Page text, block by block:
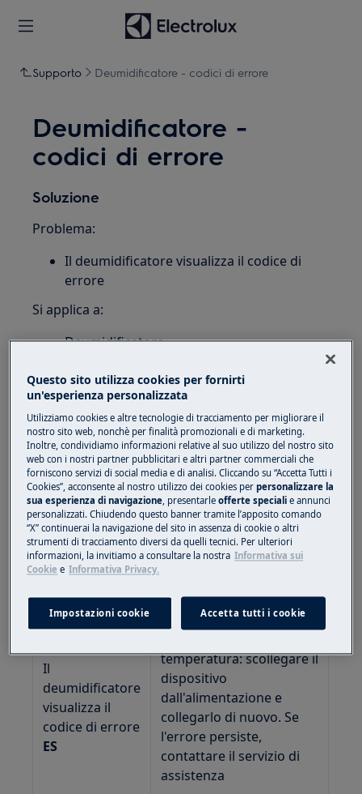
Supporto Deumidificatore - codici di errore
Deumidificatore -
codici di errore
Soluzione
Problema:
Il deumidificatore visualizza il codice di
errore
Si applica a:
Deumidificatore
Soluzione:
Codice difetto Causa / Soluzione
Il
deumidificatore
visualizza il
codice di errore
AS
errore del sensore di
umidità - scollegare il
dispositivo
dall'alimentazione e
collegarlo di nuovo. Se
l'errore persiste,
assistenza
Il
deumidificatore
visualizza il
codice di errore
ES
temperatura: scollegare il
dispositivo
dall'alimentazione e
collegarlo di nuovo. Se
l'errore persiste,
contattare il servizio di
assistenza
Questo sito utilizza cookies per fornirti
un'esperienza personalizzata
Utilizziamo cookies e altre tecnologie di tracciamento per migliorare il
nostro sito web, nonchè per finalità promozionali e di marketing.
Inoltre, condividiamo informazioni relative al suo utilizzo del nostro sito
web con i nostri partner pubblicitari e altri partner commerciali che
forniscono servizi di social media e di analisi. Cliccando su “Accetta Tutti i
Cookies”, acconsente al nostro utilizzo dei cookies perpersonalizzare la
sua esperienza di navigazione, presentarleofferte speciali e annunci
personalizzati. Chiudendo questo banner tramite l’apposito comando
“X” continuerai la navigazione del sito in assenza di cookie o altri
strumenti di tracciamento diversi da quelli tecnici. Per ulteriori
informazioni, la invitiamo a consultare la nostra Informativa sui
Cookie e Informativa Privacy.
Impostazioni cookie Accetta tutti i cookie